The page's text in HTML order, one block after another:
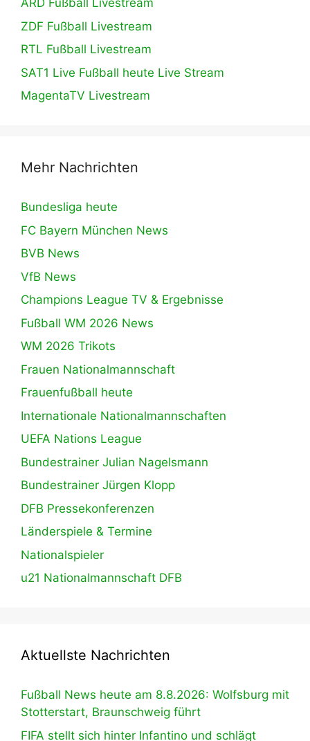
ARD Fußball Livestream
ZDF Fußball Livestream
RTL Fußball Livestream
SAT1 Live Fußball heute Live Stream
MagentaTV Livestream
Mehr Nachrichten
Bundesliga heute
FC Bayern München News
BVB News
VfB News
Champions League TV & Ergebnisse
Fußball WM 2026 News
WM 2026 Trikots
Frauen Nationalmannschaft
Frauenfußball heute
Internationale Nationalmannschaften
UEFA Nations League
Bundestrainer Julian Nagelsmann
Bundestrainer Jürgen Klopp
DFB Pressekonferenzen
Länderspiele & Termine
Nationalspieler
u21 Nationalmannschaft DFB
Aktuellste Nachrichten
Fußball News heute am 8.8.2026: Wolfsburg mit
Stotterstart, Braunschweig führt
FIFA stellt sich hinter Infantino und schlägt